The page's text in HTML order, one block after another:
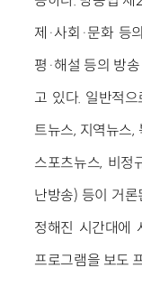
제·사회·문화 등
평·해설 등의 방
고 있다. 일반적
트뉴스, 지역뉴스,
스포츠뉴스, 비정
난방송) 등이 거
정해진 시간대에
프로그램을 보도